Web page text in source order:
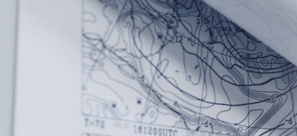
サービス
サービストップ
気象予報士へのご依
Request to a weather forecaster
気象番組出演（テレビ・
番組サポート / 予報原稿
講演会・イベント出演
インタビュー / 取材
コラム・寄稿 / 監修